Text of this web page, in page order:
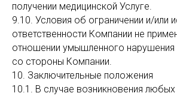
получении медицинской Услуге.
9.10. Условия об ограничении и/или
ответственности Компании не
отношении умышленного нарушения
со стороны Компании.
10. Заключительные положения
10.1. В случае возникновения